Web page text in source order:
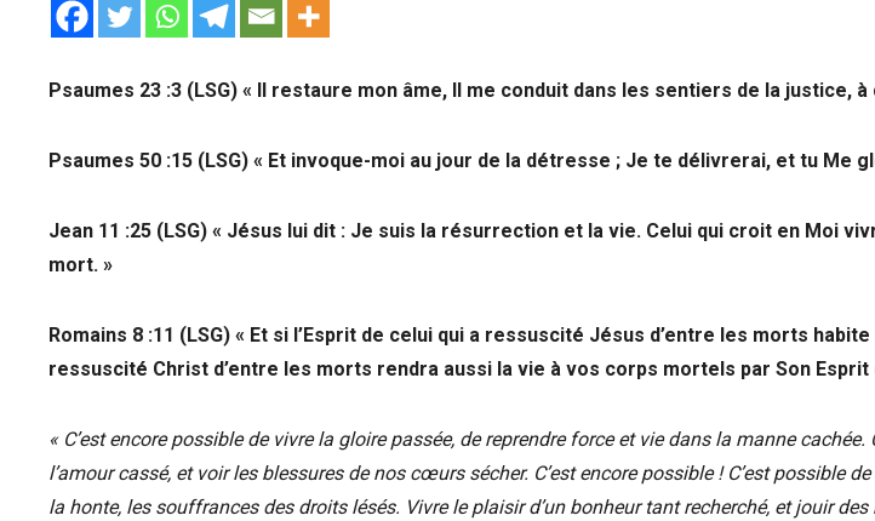
Psaumes 23 :3 (LSG) « Il restaure mon âme, Il me conduit dans les sentiers de la justice, à
Psaumes 50 :15 (LSG) « Et invoque-moi au jour de la détresse ; Je te délivrerai, et tu Me
Jean 11 :25 (LSG) « Jésus lui dit : Je suis la résurrection et la vie. Celui qui croit en Moi
mort. »
Romains 8 :11 (LSG) « Et si l’Esprit de celui qui a ressuscité Jésus d’entre les morts
ressuscité Christ d’entre les morts rendra aussi la vie à vos corps mortels par Son Esprit
« C’est encore possible de vivre la gloire passée, de reprendre force et vie dans la manne cachée.
l’amour cassé, et voir les blessures de nos cœurs sécher. C’est encore possible ! C’est possible
la honte, les souffrances des droits lésés. Vivre le plaisir d’un bonheur tant recherché, et jouir